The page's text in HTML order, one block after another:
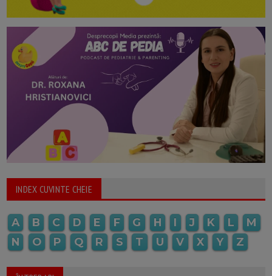
INDEX CUVINTE CHEIE
A B C D E F G H I J K L
M
N
O P Q R S T U V X Y Z